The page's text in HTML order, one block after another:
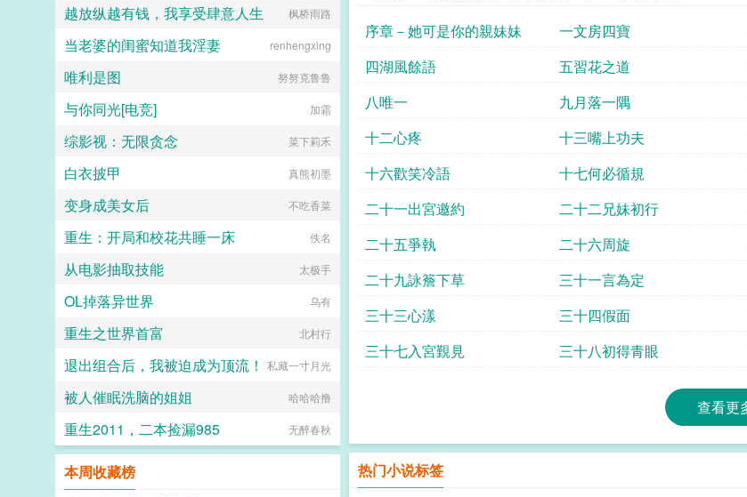
序章－她可是你的親妹妹 一文房四寶
四湖風餘語
五習花之道
八唯一
九月落一隅
十二心疼
十三嘴上功夫
十六歡笑冷語
十七何必循規
二十一出宮邀約
二十二兄妹初行
二十五爭執
二十六周旋
二十九詠簷下草
三十一言為定
三十三心漾
三十四假面
三十七入宮覲見
三十八初得青眼
查看更
热门小说标签
相爱相杀年龄差7岁年下强强身心
1v1欢迎收藏作者鞠躬jpg其他预收
（作者广告位3啵啵）■古耽戎马踏
秋棠心狠手辣权臣攻x老谋深算谋士
受权臣技能之伺候娇生惯养的公子哥
卫攻x狠戾变态王爷受被王爷一个巴
掌扇爽了。■古耽误我秦楼约高冷闷
骚大将军x骄扬富贵小少爷被老婆倒
追又放弃，将军等会，小祖宗哎！■
东幻众神审判日疯批大佬x高冷之花
遇到一个顶级疯批罪犯。想杀我？试
试接吻吗？■现耽第13个治疗师狂躁
失眠的霸总，被手段高超的pua心理
治疗师狠狠拿捏。老婆把我的精神病
治成了恋爱脑...
璟见到了还没有经历过任何情节的郁
有些病弱，眼波迷蒙猫一样慵懒仿佛
人神魂颠倒。看着郁淼靠在窗边，衬
吞吐烟雾，易璟缓缓向写出郁淼的作
发疯，她看了也忍不住想喊姐姐请让
道未来会发生的所有事。那期间每一
之前，郁淼每天都在数着日子等着复
世界的人。但是易璟太可爱了。她是
疯对她强取豪夺，也不会利用信息素
不作声地带她绕开所有的剧情点。因
有一个能来到她的面前。郁淼爱易
她到最后都会弹开，即使她说她愿
掉了抑制剂，处理掉了一直在烦她的
璟，我难受。帮帮我1始终1v12超听
话小狗攻amp主人级别涩涩的诱受3
女a无挂件2023725文案已截图备
份。...
越放纵越有钱，我享受肆意人生 枫桥雨路
当老婆的闺蜜知道我淫妻 renhengxing
唯利是图 努努克鲁鲁
与你同光[电竞] 加霜
综影视：无限贪念 菜下莉禾
白衣披甲 真熊初墨
变身成美女后 不吃香菜
重生：开局和校花共睡一床 佚名
从电影抽取技能 太极手
OL掉落异世界 乌有
重生之世界首富 北村行
退出组合后，我被迫成为顶流！ 私藏一寸月光
被人催眠洗脑的姐姐 哈哈哈撸
重生2011，二本捡漏985 无醉春秋
本周收藏榜